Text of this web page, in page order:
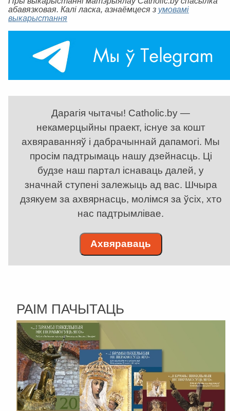
абавязковая. Калі ласка, азнаёмцеся з умовамі
выкарыстання
Дарагія чытачы! Catholic.by —
некамерцыйны праект, існуе за кошт
ахвяраванняў і дабрачыннай дапамогі. Мы
просім падтрымаць нашу дзейнасць. Ці
будзе наш партал існаваць далей, у
значнай ступені залежыць ад вас. Шчыра
дзякуем за ахвярнасць, молімся за ўсіх, хто
нас падтрымлівае.
Ахвяраваць
РАІМ ПАЧЫТАЦЬ